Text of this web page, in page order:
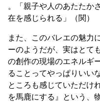
。「親子や人のあたたか
在を感じられる」（関）
また、このバレエの魅力
ーのようだが、実はとて
の創作の現場のエネルギ
ることってやっぱりいい
ところも感じていただけ
を馬鹿にする』という、